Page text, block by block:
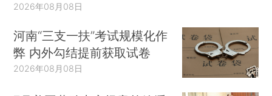
2026年08月08日
河南“三支一扶”考试规模化作
弊 内外勾结提前获取试卷
2026年08月08日